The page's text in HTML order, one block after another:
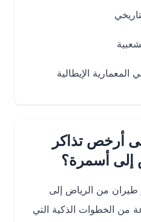
الإيطالية
تذاكر
أسمرة؟
من الرياض إلى
الذكية التي